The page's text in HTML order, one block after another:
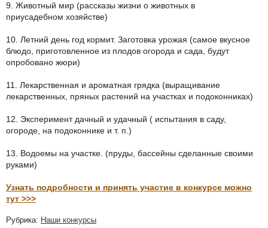
9. Животный мир (рассказы жизни о животных в
приусадебном хозяйстве)
10. Летний день год кормит. Заготовка урожая (самое вкусное
блюдо, приготовленное из плодов огорода и сада, будут
опробовано жюри)
11. Лекарственная и ароматная грядка (выращивание
лекарственных, пряных растений на участках и подоконниках)
12. Эксперимент дачный и удачный ( испытания в саду,
огороде, на подоконнике и т. п.)
13. Водоемы на участке. (пруды, бассейны сделанные своими
руками)
Узнать подробности и принять участие в конкурсе можно
тут >>>
Рубрика: Наши конкурсы